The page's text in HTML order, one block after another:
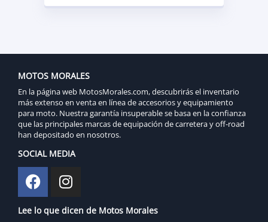
MOTOS MORALES
En la página web MotosMorales.com, descubrirás el inventario
más extenso en venta en línea de accesorios y equipamiento
para moto. Nuestra garantía insuperable se basa en la confianza
que las principales marcas de equipación de carretera y off-road
han depositado en nosotros.
SOCIAL MEDIA
Lee lo que dicen de Motos Morales